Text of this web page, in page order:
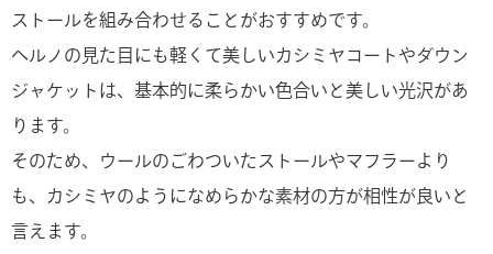
ストールを組み合わせることがおすすめです。
ヘルノの見た目にも軽くて美しいカシミヤコートやダウン
ジャケットは、基本的に柔らかい色合いと美しい光沢があ
ります。
そのため、ウールのごわついたストールやマフラーより
も、カシミヤのようになめらかな素材の方が相性が良いと
言えます。